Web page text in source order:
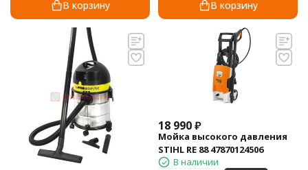
В корзину В корзину
18 990₽
Мойка высокого давления
STIHL RE 88 47870124506
В наличии